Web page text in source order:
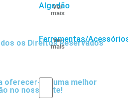
Algodão
Ver
mais
Ferramentas/
Ver
mais
os Direitos Reservados
oferecer-lhe uma melhor
no nosso site!